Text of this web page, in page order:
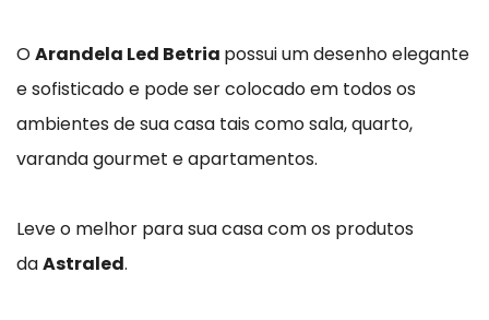
OArandela Led Betria possui um desenho elegante
e sofisticado e pode ser colocado em todos os
ambientes de sua casa tais como sala, quarto,
varanda gourmet e apartamentos.
Leve o melhor para sua casa com os produtos
daAstraled.